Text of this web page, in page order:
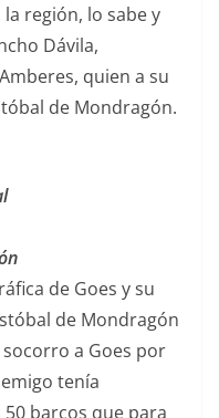
región, lo sabe y
Dávila,
quien a su
de Mondragón.
de Goes y su
de Mondragón
a Goes por
tenía
barcos que para